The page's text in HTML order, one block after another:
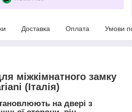
Доставка Оплата Умови
міжкімнатного замку
(Італія)
на двері з